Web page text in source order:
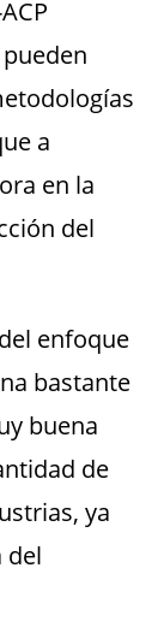
a
en la
del
enfoque
bastante
buena
de
ya
del